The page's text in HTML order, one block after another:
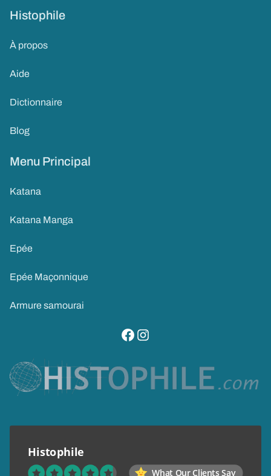
Histophile
À propos
Aide
Dictionnaire
Blog
Menu Principal
Katana
Katana Manga
Epée
Epée Maçonnique
Armure samourai
visitez notre page facebook
suivez notre compte instagram
Histophile
What Our Clients Say